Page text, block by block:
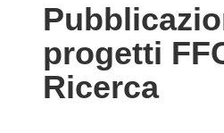
progetti
Ricerca